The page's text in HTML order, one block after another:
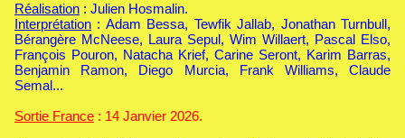
Réalisation : Julien Hosmalin.
Interprétation : Adam Bessa, Tewfik Jallab, Jonathan Turnbull,
Bérangère McNeese, Laura Sepul, Wim Willaert, Pascal Elso,
François Pouron, Natacha Krief, Carine Seront, Karim Barras,
Benjamin Ramon, Diego Murcia, Frank Williams, Claude
Semal...
Sortie France : 14 Janvier 2026.